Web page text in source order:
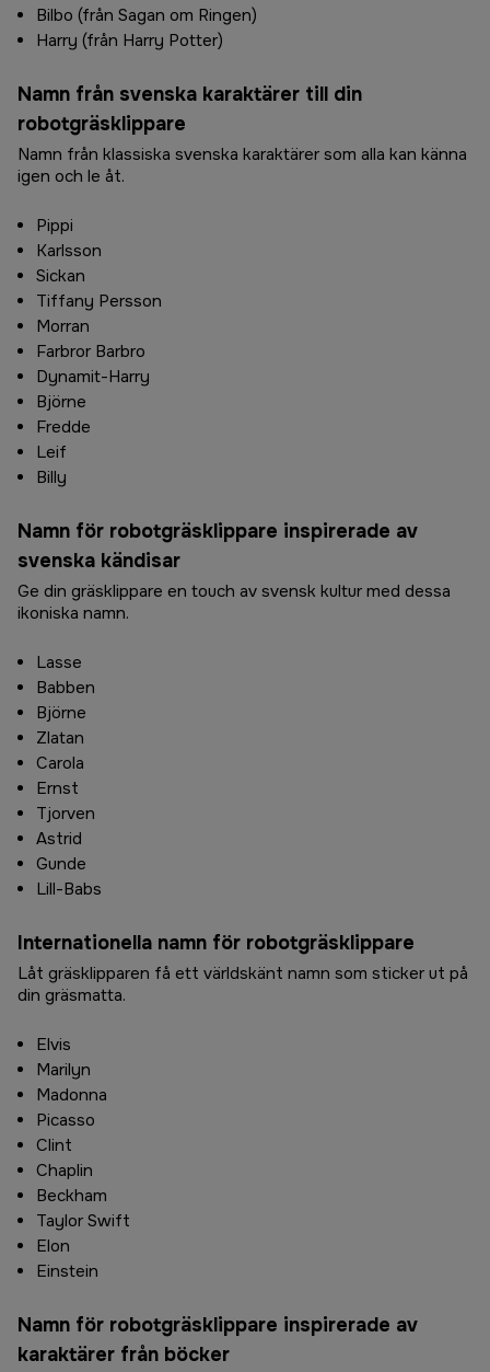
Bilbo (från Sagan om Ringen)
Harry (från Harry Potter)
Namn från svenska karaktärer till din
robotgräsklippare
Namn från klassiska svenska karaktärer som alla kan känna
igen och le åt.
Pippi
Karlsson
Sickan
Tiffany Persson
Morran
Farbror Barbro
Dynamit-Harry
Björne
Fredde
Leif
Billy
Namn för robotgräsklippare inspirerade av
svenska kändisar
Ge din gräsklippare en touch av svensk kultur med dessa
ikoniska namn.
Lasse
Babben
Björne
Zlatan
Carola
Ernst
Tjorven
Astrid
Gunde
Lill-Babs
Internationella namn för robotgräsklippare
Låt gräsklipparen få ett världskänt namn som sticker ut på
din gräsmatta.
Elvis
Marilyn
Madonna
Picasso
Clint
Chaplin
Beckham
Taylor Swift
Elon
Einstein
Namn för robotgräsklippare inspirerade av
karaktärer från böcker